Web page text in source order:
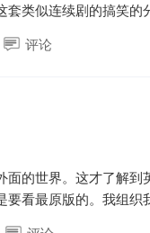
类似连续剧的搞笑的
评论
的世界。这才了解
看最原版的。我组